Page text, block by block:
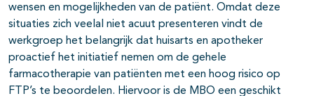
wensen en mogelijkheden van de patiënt. Omdat deze
situaties zich veelal niet acuut presenteren vindt de
werkgroep het belangrijk dat huisarts en apotheker
proactief het initiatief nemen om de gehele
farmacotherapie van patiënten met een hoog risico op
FTP’s te beoordelen. Hiervoor is de MBO een geschikt